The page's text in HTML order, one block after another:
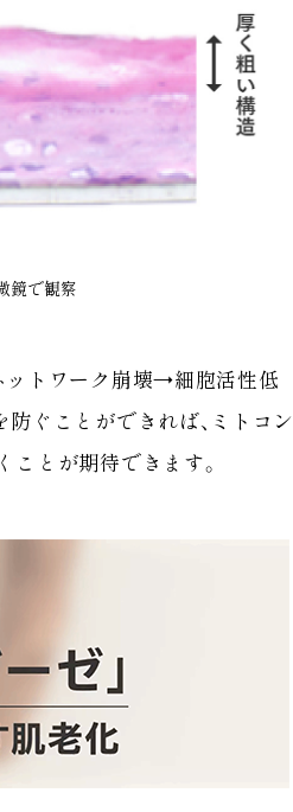
鏡で観察
ットワーク崩壊→細胞活性低
ぐことができれば、ミトコン
ことが期待できます。